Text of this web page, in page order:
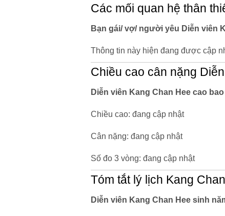
Các mối quan hệ thân
Bạn gái/ vợ/ người yêu Diễn viên
Thông tin này hiện đang được cập
Chiều cao cân nặng
Diễn viên Kang Chan Hee cao
Chiều cao: đang cập nhật
Cân nặng: đang cập nhật
Số đo 3 vòng: đang cập nhật
Tóm tắt lý lịch Kang
Diễn viên Kang Chan Hee sinh